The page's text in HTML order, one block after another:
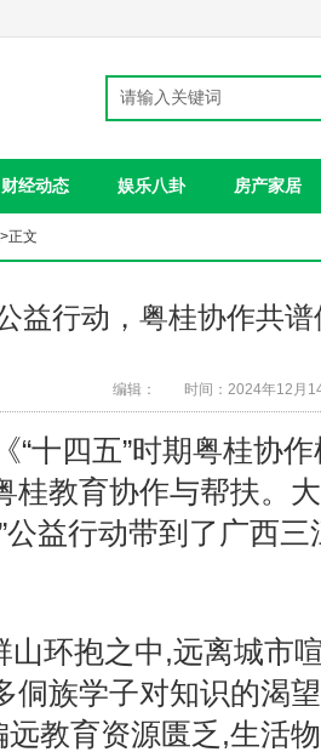
财经动态 娱乐八卦 房产家居
>正文
益行动，粤桂协作共
编辑： 时间：2024年12月
“十四五”时期粤桂协
桂教育协作与帮扶。
公益行动带到了广西
山环抱之中,远离城市
侗族学子对知识的渴
远教育资源匮乏,生活